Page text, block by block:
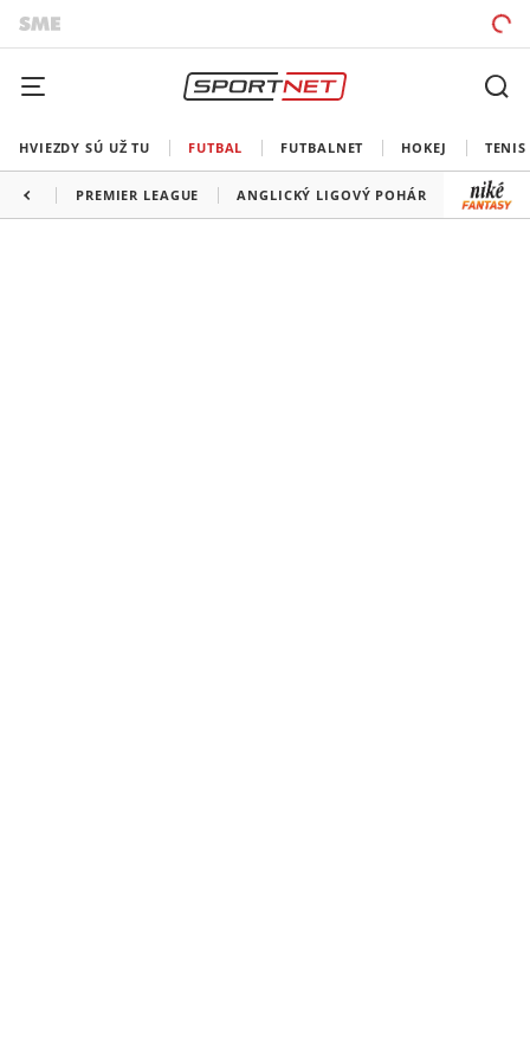
HVIEZDY SÚ UŽ TU FUTBAL FUTBALNET HOKEJ TENIS
PREMIER LEAGUE ANGLICKÝ LIGOVÝ POHÁR FA CUP